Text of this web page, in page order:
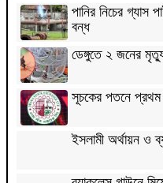
পানির নিচের গ্যাস
বন্ধ
ডেঙ্গুতে ২ জনের
সূচকের পতনে প্রথম
ইসলামী অর্থায়ন ও